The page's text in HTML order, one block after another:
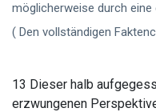
möglicherweise durch
( Den vollständigen
13 Dieser halb
erzwungenen